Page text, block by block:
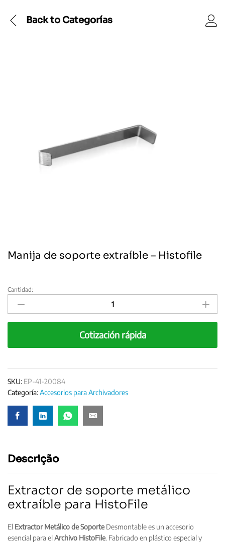
Back to Categorías
Manija de soporte extraíble – Histofile
Manija
soporte
extraíble
Histofile
Cantidad:
Cotización rápida
SKU: EP-41-20084
Categoría:Accesorios para Archivadores
Descrição
Extractor de soporte metálico
extraíble para HistoFile
El Extractor Metálico de SoporteDesmontable es un accesorio
esencial para el Archivo HistoFile. Fabricado en plástico especial y